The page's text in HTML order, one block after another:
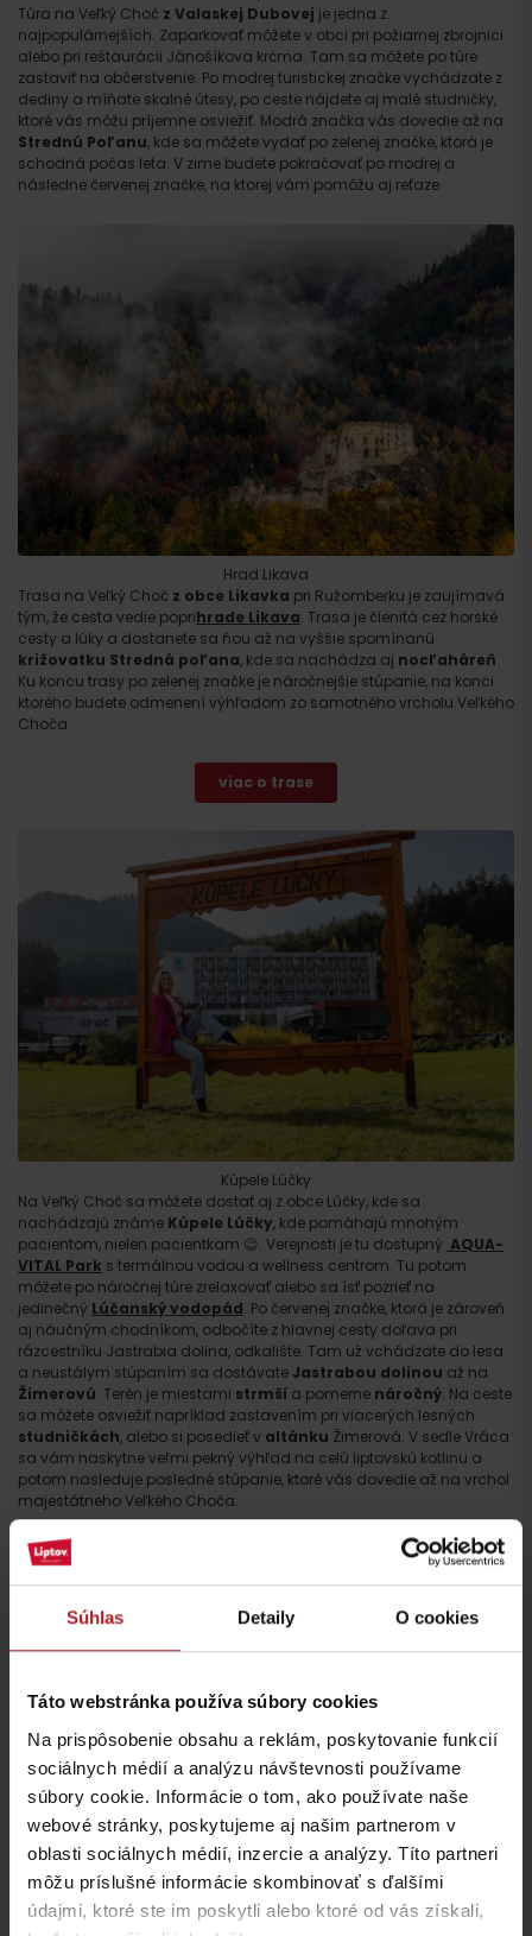
Súhlas Detaily O cookies
Táto webstránka používa súbory cookies
Na prispôsobenie obsahu a reklám, poskytovanie funkcií
sociálnych médií a analýzu návštevnosti používame
súbory cookie. Informácie o tom, ako používate naše
webové stránky, poskytujeme aj našim partnerom v
oblasti sociálnych médií, inzercie a analýzy. Títo partneri
môžu príslušné informácie skombinovať s ďalšími
údajmi, ktoré ste im poskytli alebo ktoré od vás získali,
Túra na Veľký Choč z Valaskej Dubovej je jedna z
najpopulárnejších. Zaparkovať môžete v obci pri požiarnej zbrojnici
alebo pri reštaurácii Jánošíkova krčma. Tam sa môžete po túre
zastaviť na občerstvenie. Po modrej turistickej značke vychádzate z
dediny a míňate skalné útesy, po ceste nájdete aj malé studničky,
ktoré vás môžu príjemne osviežiť. Modrá značka vás dovedie až na
Strednú Poľanu, kde sa môžete vydať po zelenej značke, ktorá je
schodná počas leta. V zime budete pokračovať po modrej a
následne červenej značke, na ktorej vám pomôžu aj reťaze.
Hrad Likava
Trasa na Veľký Choč z obce Likavka pri Ružomberku je zaujímavá
tým, že cesta vedie poprihrade Likava. Trasa je členitá cez horské
cesty a lúky a dostanete sa ňou až na vyššie spomínanú
križovatku Stredná poľana, kde sa nachádza aj nocľaháreň.
Ku koncu trasy po zelenej značke je náročnejšie stúpanie, na konci
ktorého budete odmenení výhľadom zo samotného vrcholu Veľkého
Choča.
viac o trase
Kúpele Lúčky
Na Veľký Choč sa môžete dostať aj z obce Lúčky, kde sa
nachádzajú známe Kúpele Lúčky, kde pomáhajú mnohým
pacientom, nielen pacientkam 😉. Verejnosti je tu dostupný AQUA-
VITAL Park s termálnou vodou a wellness centrom. Tu potom
môžete po náročnej túre zrelaxovať alebo sa ísť pozrieť na
jedinečný Lúčanský vodopád. Po červenej značke, ktorá je zároveň
aj náučným chodníkom, odbočíte z hlavnej cesty doľava pri
rázcestníku Jastrabia dolina, odkalište. Tam už vchádzate do lesa
a neustálym stúpaním sa dostávate Jastrabou dolinou až na
Žimerovú. Terén je miestami strmší a pomerne náročný. Na ceste
sa môžete osviežiť napríklad zastavením pri viacerých lesných
studničkách, alebo si posedieť v altánku Žimerová. V sedle Vráca
sa vám naskytne veľmi pekný výhľad na celú liptovskú kotlinu a
potom nasleduje posledné stúpanie, ktoré vás dovedie až na vrchol
majestátneho Veľkého Choča.